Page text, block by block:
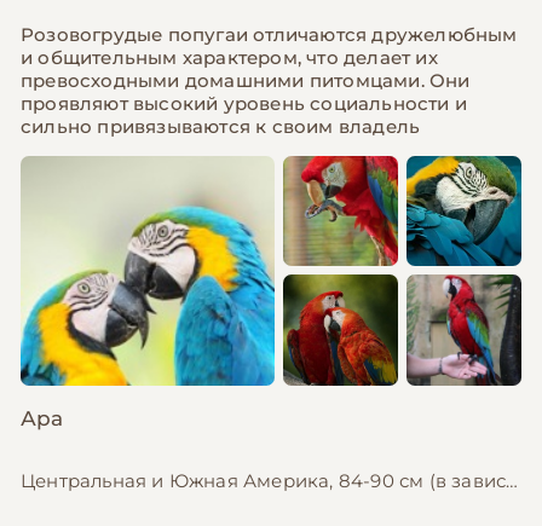
Розовогрудые попугаи отличаются дружелюбным
и общительным характером, что делает их
превосходными домашними питомцами. Они
проявляют высокий уровень социальности и
сильно привязываются к своим владель
Ара
Центральная и Южная Америка, 84-90 см (в зависимости от вида)